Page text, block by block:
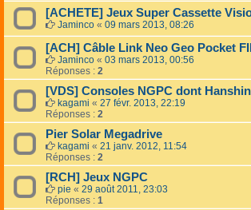
[ACHETE] Jeux Super Cassette
Jaminco « 09 mars 2013, 08:26
[ACH] Câble Link Neo Geo Pocket
Jaminco « 03 mars 2013, 00:56
Réponses : 2
[VDS] Consoles NGPC dont
kagami « 27 févr. 2013, 22:19
Réponses : 2
Pier Solar Megadrive
kagami « 21 janv. 2012, 11:54
Réponses : 2
[RCH] Jeux NGPC
pie « 29 août 2011, 23:03
Réponses : 1